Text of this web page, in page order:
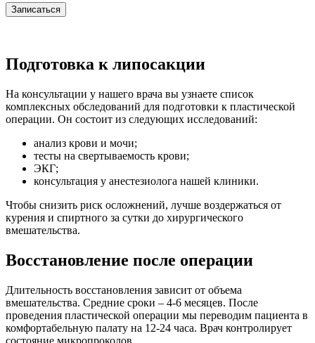
Подготовка к липосакции
На консультации у нашего врача вы узнаете список
комплексных обследований для подготовки к пластической
операции. Он состоит из следующих исследований:
анализ крови и мочи;
тесты на свертываемость крови;
ЭКГ;
консультация у анестезиолога нашей клиники.
Чтобы снизить риск осложнений, лучше воздержаться от
курения и спиртного за сутки до хирургического
вмешательства.
Восстановление после операции
Длительность восстановления зависит от объема
вмешательства. Средние сроки – 4-6 месяцев. После
проведения пластической операции мы переводим пациента в
комфортабельную палату на 12-24 часа. Врач контролирует
состояние микропроколов.